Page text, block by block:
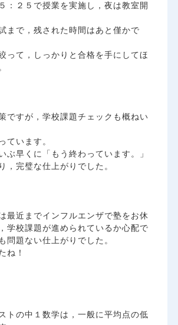
：２５で授業を実施し，夜は教室開
まで，残された時間はあと僅かで
って，しっかりと合格を手にしてほ
ですが，学校課題チェックも概ねい
ています。
ぶ早くに「もう終わっています。」
，完璧な仕上がりでした。
最近までインフルエンザで塾をお休
学校課題が進められているか心配で
問題ない仕上がりでした。
ね！
トの中１数学は，一般に平均点の低